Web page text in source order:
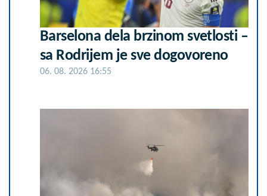
Barselona dela brzinom svetlosti –
sa Rodrijem je sve dogovoreno
06. 08. 2026 16:55